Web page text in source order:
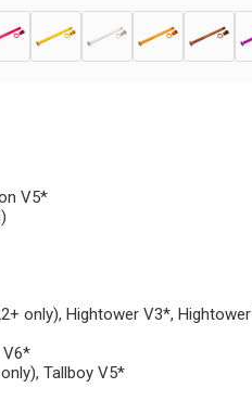
V5*
only), Hightower V3*,
V6*
Tallboy V5*